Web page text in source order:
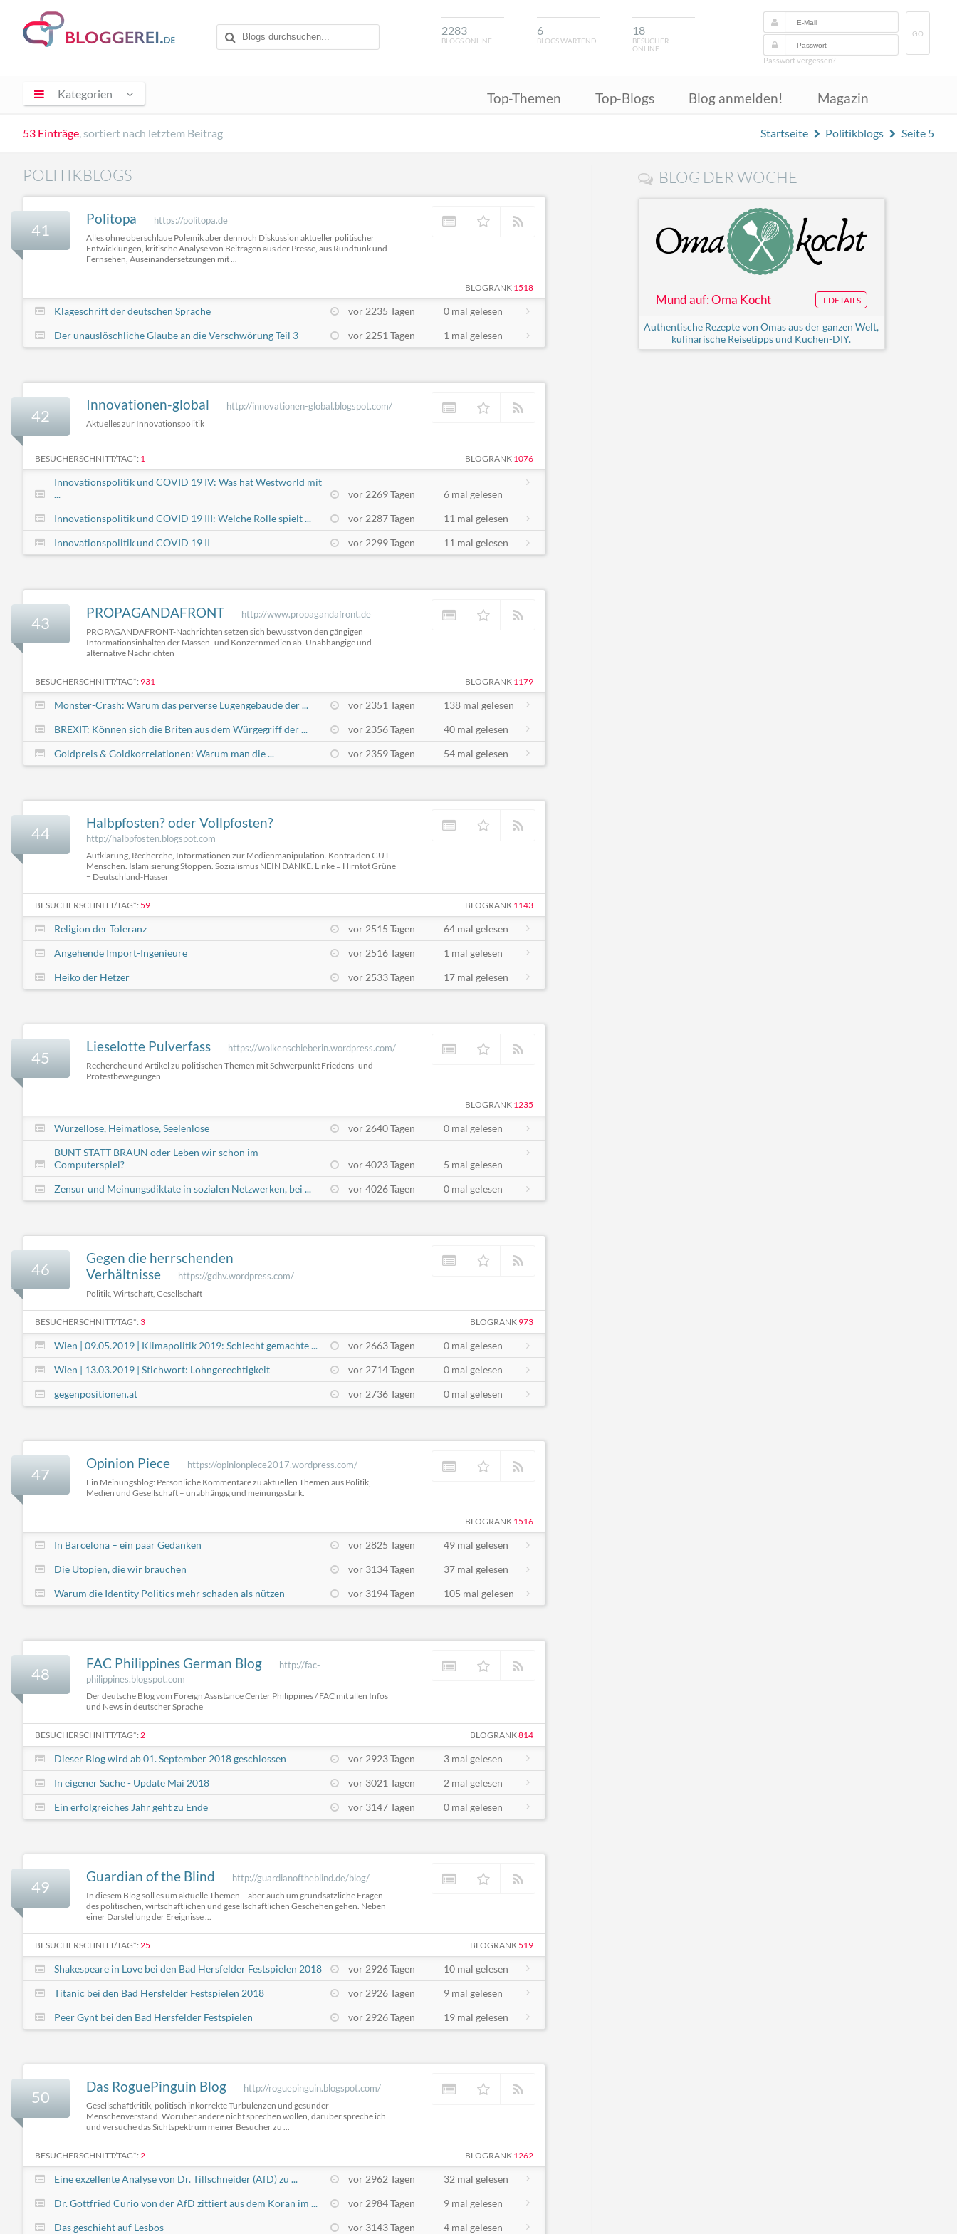
2283
BLOGS ONLINE
6
BLOGS WARTEND
18
BESUCHER
ONLINE
GO
Passwort vergessen?
Kategorien Top-Themen Top-Blogs Blog anmelden! Magazin
53 Einträge, sortiert nach letztem Beitrag Startseite Politikblogs Seite 5
POLITIKBLOGS
41
Politopa https://politopa.de
Alles ohne oberschlaue Polemik aber dennoch Diskussion aktueller politischer
Entwicklungen, kritische Analyse von Beiträgen aus der Presse, aus Rundfunk und
Fernsehen, Auseinandersetzungen mit ...
BLOGRANK 1518
Klageschrift der deutschen Sprache vor 2235 Tagen
0 mal gelesen
Der unauslöschliche Glaube an die Verschwörung Teil 3
vor 2251 Tagen 1 mal gelesen
42
Innovationen-global http://innovationen-global.blogspot.com/
Aktuelles zur Innovationspolitik
BESUCHERSCHNITT/TAG*: 1 BLOGRANK 1076
Innovationspolitik und COVID 19 IV: Was hat Westworld mit
...
vor 2269 Tagen
6 mal gelesen
Innovationspolitik und COVID 19 III: Welche Rolle spielt ...
vor 2287 Tagen
11 mal gelesen
Innovationspolitik und COVID 19 II
vor 2299 Tagen 11 mal gelesen
43
PROPAGANDAFRONT http://www.propagandafront.de
PROPAGANDAFRONT-Nachrichten setzen sich bewusst von den gängigen
Informationsinhalten der Massen- und Konzernmedien ab. Unabhängige und
alternative Nachrichten
BESUCHERSCHNITT/TAG*: 931 BLOGRANK 1179
Monster-Crash: Warum das perverse Lügengebäude der ... vor 2351 Tagen
138 mal gelesen
BREXIT: Können sich die Briten aus dem Würgegriff der ...
vor 2356 Tagen
40 mal gelesen
Goldpreis & Goldkorrelationen: Warum man die ...
vor 2359 Tagen 54 mal gelesen
44
Halbpfosten? oder Vollpfosten?
http://halbpfosten.blogspot.com
Aufklärung, Recherche, Informationen zur Medienmanipulation. Kontra den GUT-
Menschen. Islamisierung Stoppen. Sozialismus NEIN DANKE. Linke = Hirntot Grüne
= Deutschland-Hasser
BESUCHERSCHNITT/TAG*: 59 BLOGRANK 1143
Religion der Toleranz vor 2515 Tagen
64 mal gelesen
Angehende Import-Ingenieure
vor 2516 Tagen
1 mal gelesen
Heiko der Hetzer
vor 2533 Tagen 17 mal gelesen
45
Lieselotte Pulverfass https://wolkenschieberin.wordpress.com/
Recherche und Artikel zu politischen Themen mit Schwerpunkt Friedens- und
Protestbewegungen
BLOGRANK 1235
Wurzellose, Heimatlose, Seelenlose vor 2640 Tagen
0 mal gelesen
BUNT STATT BRAUN oder Leben wir schon im
Computerspiel?
vor 4023 Tagen
5 mal gelesen
Zensur und Meinungsdiktate in sozialen Netzwerken, bei ...
vor 4026 Tagen 0 mal gelesen
46
Gegen die herrschenden
Verhältnisse
https://gdhv.wordpress.com/
Politik, Wirtschaft, Gesellschaft
BESUCHERSCHNITT/TAG*: 3 BLOGRANK 973
Wien | 09.05.2019 | Klimapolitik 2019: Schlecht gemachte ... vor 2663 Tagen
0 mal gelesen
Wien | 13.03.2019 | Stichwort: Lohngerechtigkeit
vor 2714 Tagen
0 mal gelesen
gegenpositionen.at
vor 2736 Tagen 0 mal gelesen
47
Opinion Piece https://opinionpiece2017.wordpress.com/
Ein Meinungsblog: Persönliche Kommentare zu aktuellen Themen aus Politik,
Medien und Gesellschaft – unabhängig und meinungsstark.
BLOGRANK 1516
In Barcelona – ein paar Gedanken vor 2825 Tagen
49 mal gelesen
Die Utopien, die wir brauchen
vor 3134 Tagen
37 mal gelesen
Warum die Identity Politics mehr schaden als nützen
vor 3194 Tagen 105 mal gelesen
48
FAC Philippines German Blog
http://fac-
philippines.blogspot.com
Der deutsche Blog vom Foreign Assistance Center Philippines / FAC mit allen Infos
und News in deutscher Sprache
BESUCHERSCHNITT/TAG*: 2 BLOGRANK814
Dieser Blog wird ab 01. September 2018 geschlossen vor 2923 Tagen
3 mal gelesen
In eigener Sache - Update Mai 2018
vor 3021 Tagen
2 mal gelesen
Ein erfolgreiches Jahr geht zu Ende
vor 3147 Tagen 0 mal gelesen
49
Guardian of the Blind http://guardianoftheblind.de/blog/
In diesem Blog soll es um aktuelle Themen – aber auch um grundsätzliche Fragen –
des politischen, wirtschaftlichen und gesellschaftlichen Geschehen gehen. Neben
einer Darstellung der Ereignisse ...
BESUCHERSCHNITT/TAG*: 25 BLOGRANK 519
Shakespeare in Love bei den Bad Hersfelder Festspielen 2018 vor 2926 Tagen
10 mal gelesen
Titanic bei den Bad Hersfelder Festspielen 2018
vor 2926 Tagen
9 mal gelesen
Peer Gynt bei den Bad Hersfelder Festspielen
vor 2926 Tagen 19 mal gelesen
50
Das RoguePinguin Blog http://roguepinguin.blogspot.com/
Gesellschaftkritik, politisch inkorrekte Turbulenzen und gesunder
Menschenverstand. Worüber andere nicht sprechen wollen, darüber spreche ich
und versuche das Sichtspektrum meiner Besucher zu ...
BESUCHERSCHNITT/TAG*: 2 BLOGRANK 1262
Eine exzellente Analyse von Dr. Tillschneider (AfD) zu ... vor 2962 Tagen
32 mal gelesen
Dr. Gottfried Curio von der AfD zittiert aus dem Koran im ...
vor 2984 Tagen
9 mal gelesen
Das geschieht auf Lesbos
vor 3143 Tagen 4 mal gelesen
BLOG DER WOCHE
Mund auf: Oma Kocht + DETAILS
Authentische Rezepte von Omas aus der ganzen Welt,
kulinarische Reisetipps und Küchen-DIY.